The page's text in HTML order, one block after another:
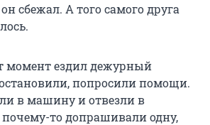
сбежал. А того самого друга
момент ездил дежурный
попросили помощи.
в машину и отвезли в
то допрашивали одну,